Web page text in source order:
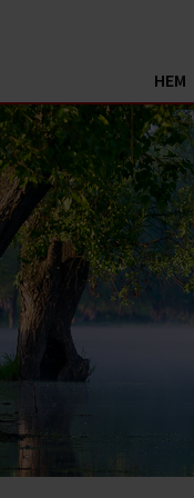
HEM